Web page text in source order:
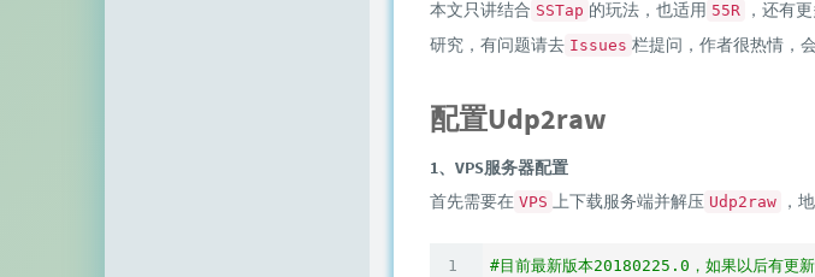
本文只讲结合 SSTap 的玩法，也适用 55R ，还有
研究，有问题请去 Issues 栏提问，作者很热情，
配置Udp2raw
1、VPS服务器配置
首先需要在 VPS 上下载服务端并解压 Udp2raw ，
#目前最新版本20180225.0，如果以后有更